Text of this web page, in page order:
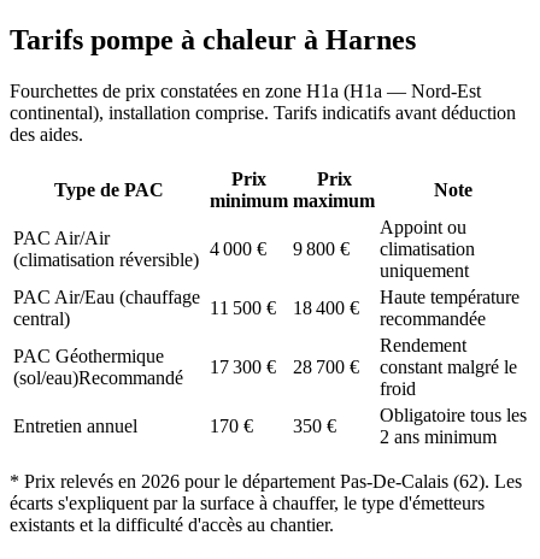
Tarifs pompe à chaleur à Harnes
Fourchettes de prix constatées en zone H1a (H1a — Nord-Est
continental), installation comprise. Tarifs indicatifs avant déduction
des aides.
Type de PAC
Prix
minimum
Prix
maximum
Note
PAC Air/Air
(climatisation réversible)
4 000 € 9 800 €
Appoint ou
climatisation
uniquement
PAC Air/Eau (chauffage
central)
11 500 € 18 400 €
Haute température
recommandée
PAC Géothermique
(sol/eau)Recommandé
17 300 € 28 700 €
Rendement
constant malgré le
froid
Entretien annuel
170 € 350 €
Obligatoire tous les
2 ans minimum
* Prix relevés en 2026 pour le département Pas-De-Calais (62). Les
écarts s'expliquent par la surface à chauffer, le type d'émetteurs
existants et la difficulté d'accès au chantier.